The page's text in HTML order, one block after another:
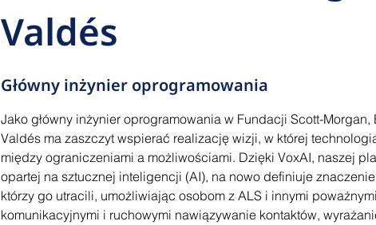
Valdés
Główny inżynier oprogramowania
Jako główny inżynier oprogramowania w Fundacji Scott-Morgan,
Valdés ma zaszczyt wspierać realizację wizji, w której
między ograniczeniami a możliwościami. Dzięki VoxAI, naszej
opartej na sztucznej inteligencji (AI), na nowo definiuje
którzy go utracili, umożliwiając osobom z ALS i innymi
komunikacyjnymi i ruchowymi nawiązywanie kontaktów,